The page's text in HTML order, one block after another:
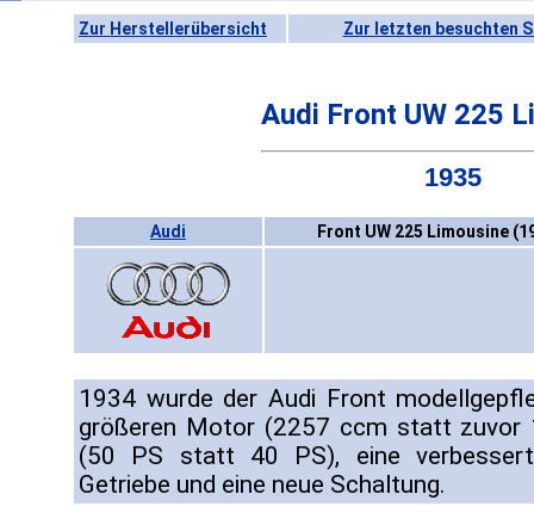
Zur Herstellerübersicht Zur letzten besuchten
Audi Front UW 225
1935
Audi Front UW 225 Limousine
1934 wurde der Audi Front
größeren Motor (2257 ccm statt zuvor
(50 PS statt 40 PS), eine
Getriebe und eine neue Schaltung.